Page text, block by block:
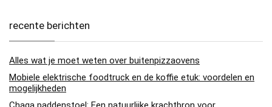
recente berichten
Alles wat je moet weten over buitenpizzaovens
Mobiele elektrische foodtruck en de koffie etuk: voordelen en
mogelijkheden